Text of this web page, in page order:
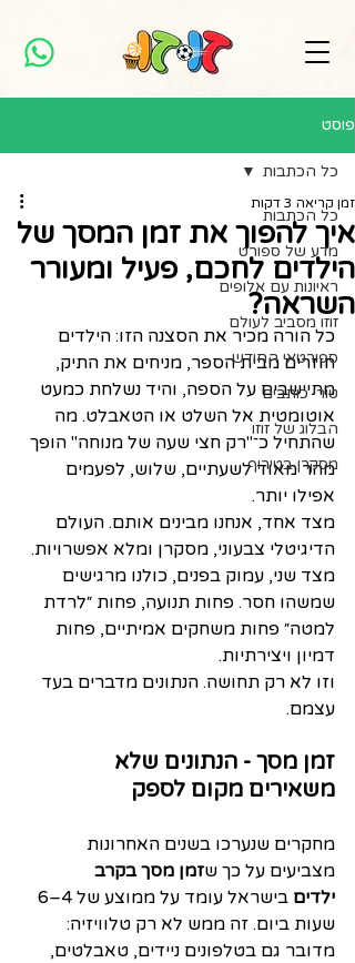
פוסט
כל הכתבות
מדע של ספורט
ראיונות עם אלופים
זוזו מסביב לעולם
ספורטאי החודש
טורי כותבים
הבלוג של זוזו
מסקרן בטירוף
כל הכתבות
איך להפוך את זמן המסך של
הילדים לחכם, פעיל ומעורר
השראה?
זמן קריאה 3 דקות
כל הורה מכיר את הסצנה הזו: הילדים
חוזרים מבית הספר, מניחים את התיק,
מתיישבים על הספה, והיד נשלחת כמעט
אוטומטית אל השלט או הטאבלט. מה
שהתחיל כ־"רק חצי שעה של מנוחה" הופך
מהר מאוד לשעתיים, שלוש, לפעמים
אפילו יותר.
מצד אחד, אנחנו מבינים אותם. העולם
הדיגיטלי צבעוני, מסקרן ומלא אפשרויות.
מצד שני, עמוק בפנים, כולנו מרגישים
שמשהו חסר. פחות תנועה, פחות ״לרדת
למטה״ פחות משחקים אמיתיים, פחות
דמיון ויצירתיות.
וזו לא רק תחושה. הנתונים מדברים בעד
עצמם.
זמן מסך - הנתונים שלא
משאירים מקום לספק
מחקרים שנערכו בשנים האחרונות
מצביעים על כך שזמן מסך בקרב
ילדים
שעות ביום. זה ממש לא רק טלוויזיה:
מדובר גם בטלפונים ניידים, טאבלטים,